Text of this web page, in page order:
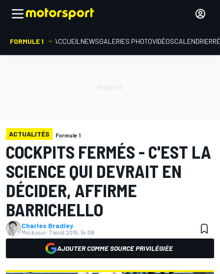
FORMULE 1 ACCUEIL NEWSGALERIES PHOTOVIDÉOSCALENDRIER
ACTUALITÉS Formule 1
COCKPITS FERMÉS - C'EST LA
SCIENCE QUI DEVRAIT EN
DÉCIDER, AFFIRME
BARRICHELLO
Charles Bradley
Mis à jour: 7 août 2015, 14:08
AJOUTER COMME SOURCE PRIVILÉGIÉE